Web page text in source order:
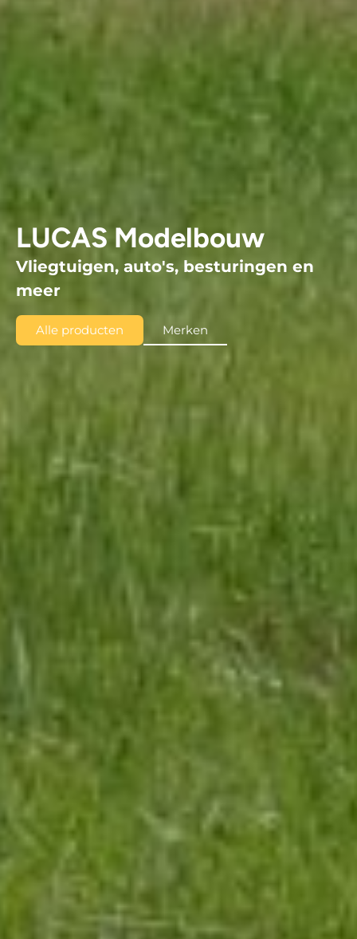
LUCAS Modelbouw
Vliegtuigen, auto's, besturingen en
meer
Alle producten Merken